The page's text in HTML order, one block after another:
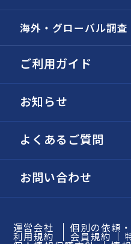
海外・グローバル調査
ご利用ガイド
お知らせ
よくあるご質問
お問い合わせ
運営会社 個別の依頼
利用規約 会員規約